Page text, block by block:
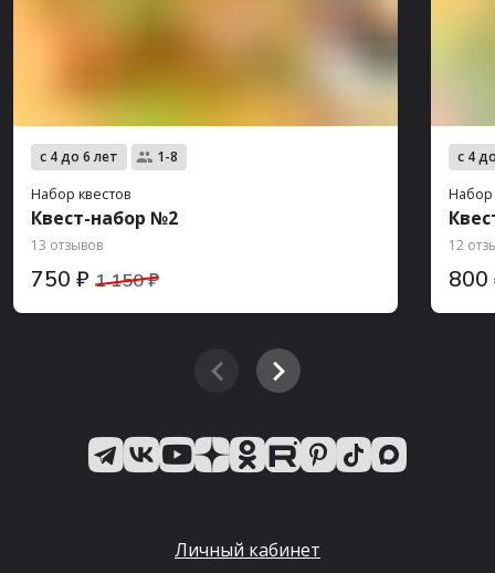
с 4 до 6 лет 1-8
Набор квестов
Квест-набор №2
13 отзывов
750 ₽ 1 150 ₽
с 4
Набор
12
Личный кабинет